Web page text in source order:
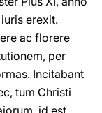
erexit.
ac florere
per
Incitabant
tum Christi
id est